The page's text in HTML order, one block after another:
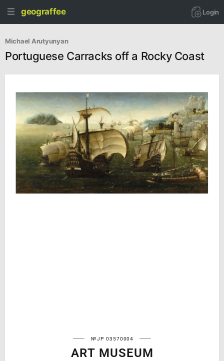
geograffee Login
Michael Arutyunyan
Portuguese Carracks off a Rocky Coast
№JP 03570004
ART MUSEUM